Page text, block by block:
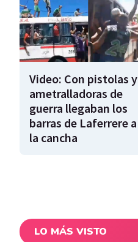
Video: Con pistolas y
ametralladoras de
guerra llegaban los
barras de Laferrere a
la cancha
LO MÁS VISTO